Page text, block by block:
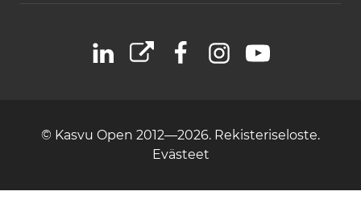
LinkedIn
X FacebookInstagramYouTube
© Kasvu Open 2012—2026. Rekisteriseloste.
Evästeet